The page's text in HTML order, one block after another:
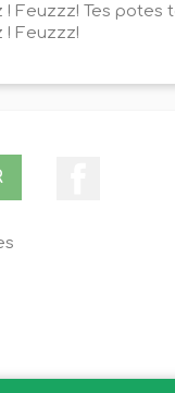
! Feuzzz! Tes potes
! Feuzzz!